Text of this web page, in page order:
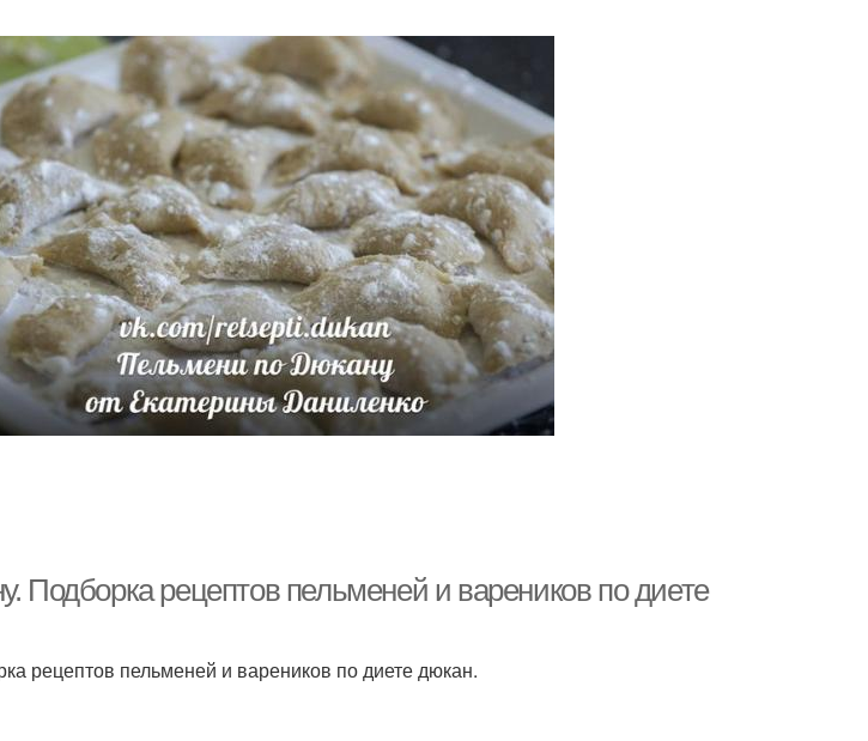
Подборка рецептов пельменей и вареников по диете
рецептов пельменей и вареников по диете дюкан.